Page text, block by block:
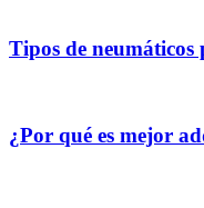
Tipos de neumáticos
¿Por qué es mejor